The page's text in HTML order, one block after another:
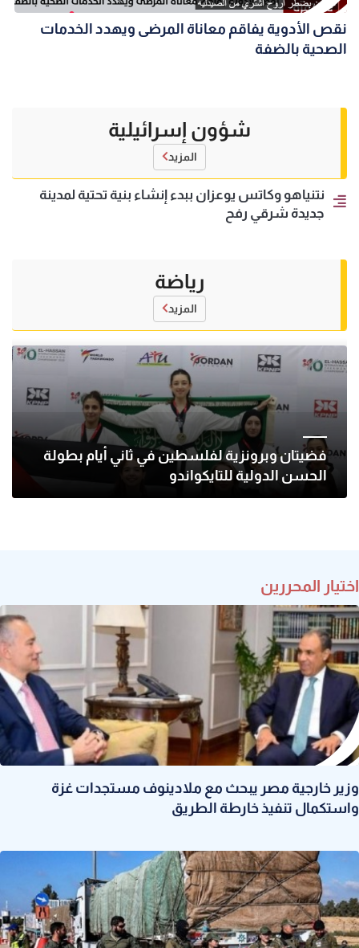
نقص الأدوية يفاقم معاناة المرضى ويهدد الخدمات
الصحية بالضفة
شؤون إسرائيلية
المزيد
نتنياهو وكاتس يوعزان ببدء إنشاء بنية تحتية لمدينة
جديدة شرقي رفح
رياضة
المزيد
فضيتان وبرونزية لفلسطين في ثاني أيام بطولة
الحسن الدولية للتايكواندو
اختيار المحررين
وزير خارجية مصر يبحث مع ملادينوف مستجدات غزة
واستكمال تنفيذ خارطة الطريق